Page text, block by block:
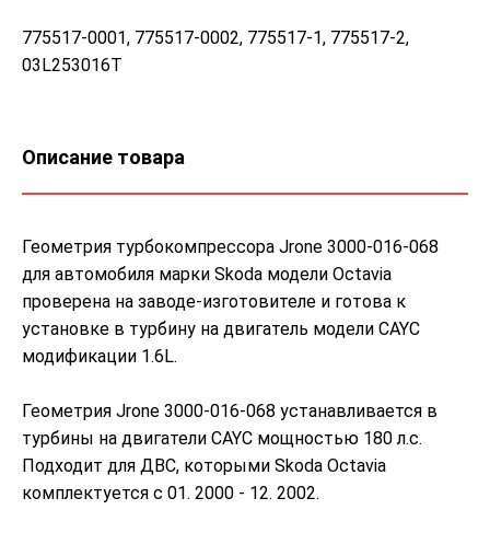
775517-0001, 775517-0002, 775517-1, 775517-2,
03L253016T
Описание товара
Геометрия турбокомпрессора Jrone 3000-016-068
для автомобиля марки Skoda модели Octavia
проверена на заводе-изготовителе и готова к
установке в турбину на двигатель модели CAYC
модификации 1.6L.
Геометрия Jrone 3000-016-068 устанавливается в
турбины на двигатели CAYC мощностью 180 л.с.
Подходит для ДВС, которыми Skoda Octavia
комплектуется с 01. 2000 - 12. 2002.